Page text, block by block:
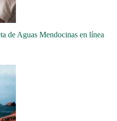
de Aguas Mendocinas en línea